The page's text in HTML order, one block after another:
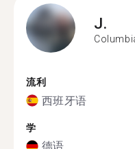
J.
流利
西班牙语
学
德语